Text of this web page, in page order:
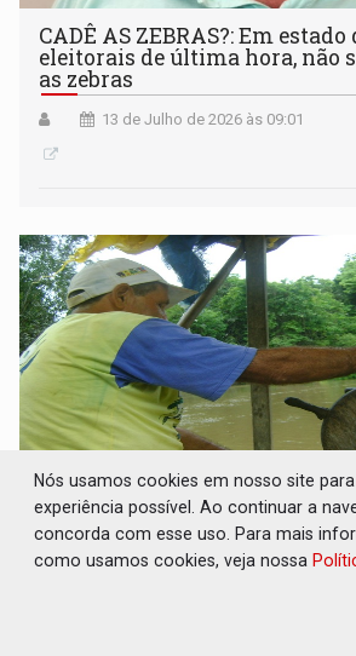
CADÊ AS ZEBRAS?: Em
eleitorais de última hora, não
as zebras
13 de Julho de 2026 às 09:01
Postergado pelo povo – Por
Marquelino Santana
Nós usamos cookies em nosso site
experiência possível. Ao continuar a
concorda com esse uso. Para mais
como usamos cookies, veja nossa